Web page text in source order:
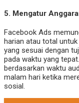
5. Mengatur
Facebook Ads
harian atau total
yang sesuai dengan
pada waktu yang
berdasarkan waktu
malam hari ketika
sosial.